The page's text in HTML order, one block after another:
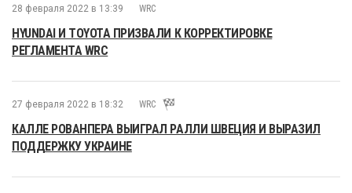
28 февраля 2022 в 13:39 WRC
HYUNDAI И TOYOTA ПРИЗВАЛИ К КОРРЕКТИРОВКЕ
РЕГЛАМЕНТА WRC
27 февраля 2022 в 18:32 WRC
КАЛЛЕ РОВАНПЕРА ВЫИГРАЛ РАЛЛИ ШВЕЦИЯ И ВЫРАЗИЛ
ПОДДЕРЖКУ УКРАИНЕ